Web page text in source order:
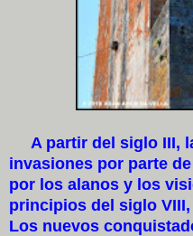
A partir del siglo III,
invasiones por parte
por los alanos y los
principios del siglo
Los nuevos